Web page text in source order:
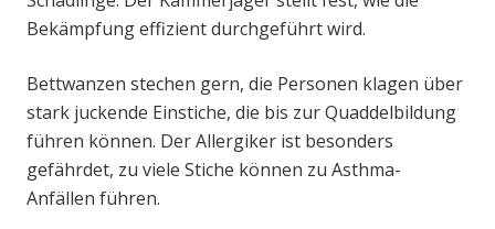
Bekämpfung effizient durchgeführt wird.
Bettwanzen stechen gern, die Personen klagen über
stark juckende Einstiche, die bis zur Quaddelbildung
führen können. Der Allergiker ist besonders
gefährdet, zu viele Stiche können zu Asthma-
Anfällen führen.